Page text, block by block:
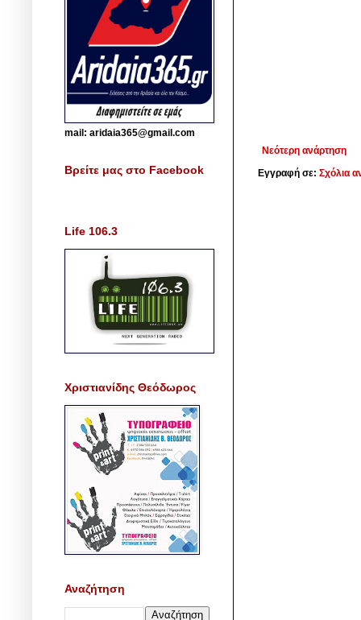
Νεότερη ανάρτηση
Εγγραφή σε: Σχόλια
mail: aridaia365@gmail.com
Βρείτε μας στο Facebook
Life 106.3
Χριστιανίδης Θεόδωρος
Αναζήτηση